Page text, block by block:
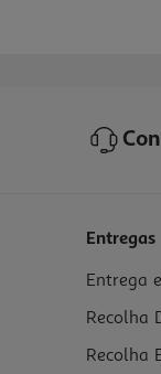
200ml
Entregas
Entrega
Recolha
Recolha